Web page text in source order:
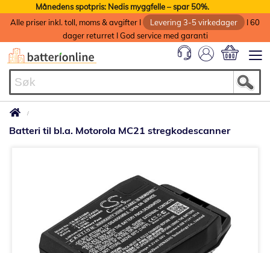
Månedens spotpris: Nedis myggfelle – spar 50%.
Alle priser inkl. toll, moms & avgifter I
Levering 3-5 virkedager
I 60
dager returret I God service med garanti
Batteri til bl.a. Motorola MC21 stregkodescanner